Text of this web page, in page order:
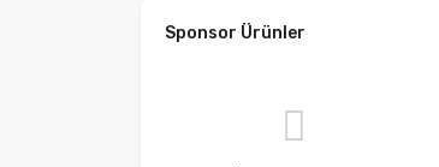
Sponsor Ürünler